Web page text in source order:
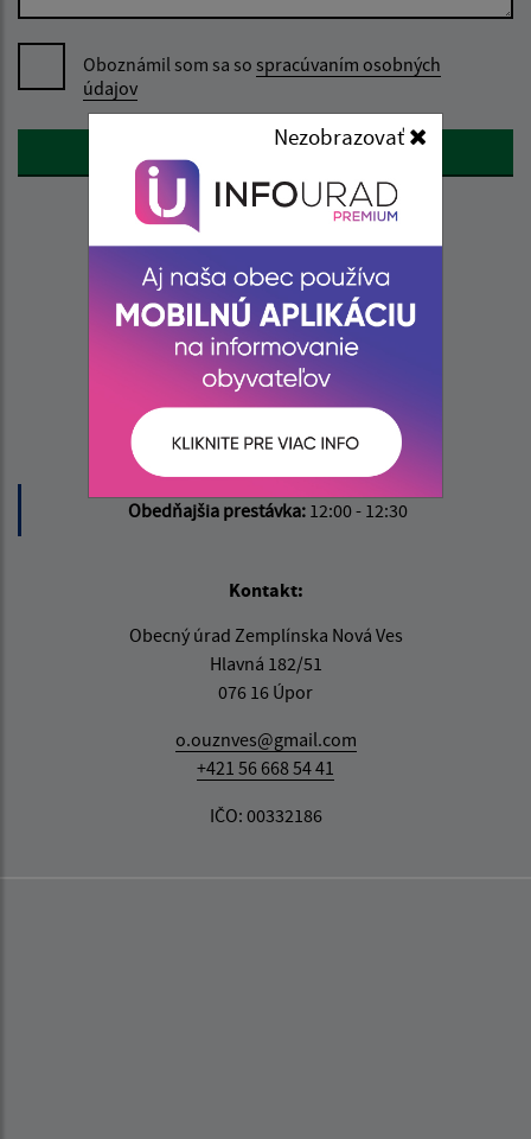
Nezobrazovať
Oboznámil som sa so spracúvaním osobných
údajov
Odoslať správu
Úradné hodiny:
Deň
Čas
Pondelok:
07:30 - 15:30
nestránkový deň
Streda:
07:30 - 17:00
Štvrtok:
nestránkový deň
Piatok:
Obedňajšia prestávka: 12:00 - 12:30
Kontakt:
Obecný úrad Zemplínska Nová Ves
Hlavná 182/51
076 16 Úpor
o.ouznves@gmail.com
+421 56 668 54 41
IČO: 00332186